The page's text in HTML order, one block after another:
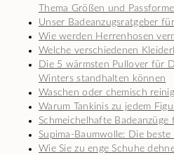
Thema Größen und
Unser Badeanzugsratgeber
Wie werden Herrenhosen
Welche verschiedenen
Die 5 wärmsten Pullover für
Winters standhalten können
Waschen oder chemisch
Warum Tankinis zu jedem
Schmeichelhafte Badeanzüge
Supima-Baumwolle: Die
Wie Sie zu enge Schuhe